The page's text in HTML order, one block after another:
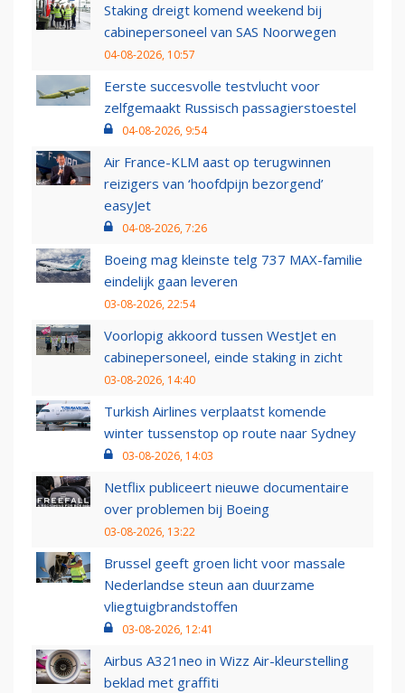
Staking dreigt komend weekend bij
cabinepersoneel van SAS Noorwegen
04-08-2026, 10:57
Eerste succesvolle testvlucht voor
zelfgemaakt Russisch passagierstoestel
04-08-2026, 9:54
Air France-KLM aast op terugwinnen
reizigers van ‘hoofdpijn bezorgend’
easyJet
04-08-2026, 7:26
Boeing mag kleinste telg 737 MAX-familie
eindelijk gaan leveren
03-08-2026, 22:54
Voorlopig akkoord tussen WestJet en
cabinepersoneel, einde staking in zicht
03-08-2026, 14:40
Turkish Airlines verplaatst komende
winter tussenstop op route naar Sydney
03-08-2026, 14:03
Netflix publiceert nieuwe documentaire
over problemen bij Boeing
03-08-2026, 13:22
Brussel geeft groen licht voor massale
Nederlandse steun aan duurzame
vliegtuigbrandstoffen
03-08-2026, 12:41
Airbus A321neo in Wizz Air-kleurstelling
beklad met graffiti